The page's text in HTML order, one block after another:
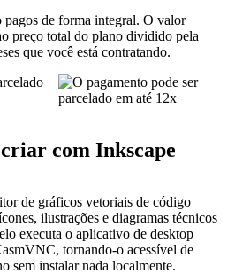
pagos de forma integral. O valor
preço total do plano dividido pela
que você está contratando.
com Inkscape
de gráficos vetoriais de código
ilustrações e diagramas técnicos
executa o aplicativo de desktop
tornando-o acessível de
sem instalar nada localmente.